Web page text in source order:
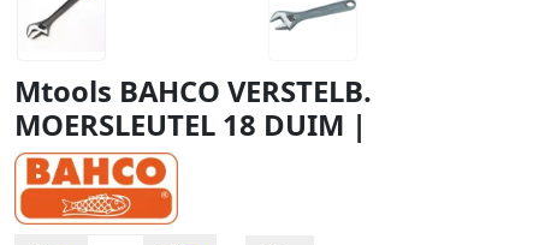
Mtools BAHCO VERSTELB.
MOERSLEUTEL 18 DUIM |